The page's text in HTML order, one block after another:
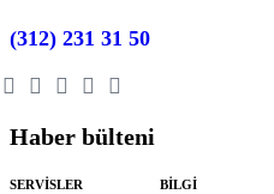
(312) 231 31 50
SERVİSLER BİLGİ
Haber bülteni